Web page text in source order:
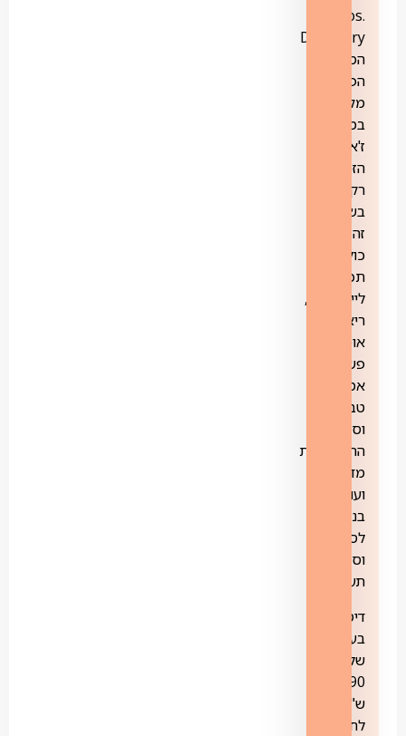
Bros.
Discovery
המציע
הפקות
מקוריות
במגוון
ז'אנרים.
הזמינות
רק
בשירות
זה,
כולל
תכני
לייפסטייל,
ריאליטי,
אוכל,
פשע
אמיתי,
טבע
וסביבה,
הרפתקאות
מדע
ועוד,
בנוסף
לסדרות
וסרטי
תעודה.
דיסקברי+
בעלות
של
19.90
ש"ח
לחודש.